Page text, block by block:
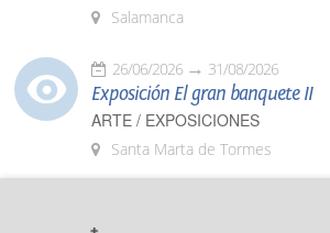
Salamanca
26/06/2026 31/08/2026
Exposición El gran banquete II
ARTE / EXPOSICIONES
Santa Marta de Tormes